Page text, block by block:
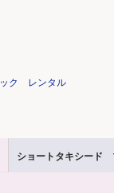
ショートタキシード